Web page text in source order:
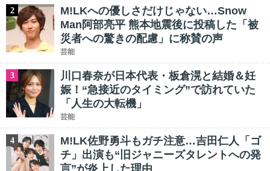
2
M!LKへの優しさだけじゃない…Snow
Man阿部亮平 熊本地震後に投稿した「被
災者への驚きの配慮」に称賛の声
芸能
3
川口春奈が日本代表・板倉滉と結婚＆妊
娠！“急接近のタイミング”で訪れていた
「人生の大転機」
芸能
4
M!LK佐野勇斗もガチ注意…吉田仁人「ゴ
チ」出演も“旧ジャニーズタレントへの発
言”が炎上した理由